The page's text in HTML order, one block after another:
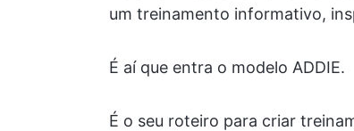
um treinamento informativo,
É aí que entra o modelo ADDIE.
É o seu roteiro para criar